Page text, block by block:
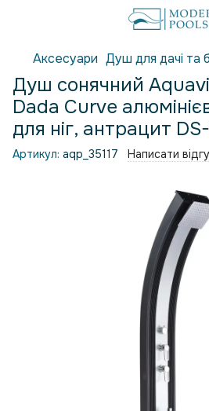
Аксесуари Душ для дачі та
Душ сонячний
Dada Curve
для ніг, антрацит
Артикул: aqp_35117 Написати